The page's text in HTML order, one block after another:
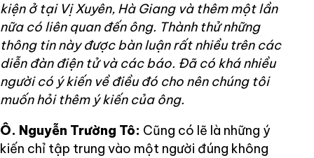
kiện ở tại Vị Xuyên, Hà Giang và thêm một lần
nữa có liên quan đến ông. Thành thử những
thông tin này được bàn luận rất nhiều trên các
diễn đàn điện tử và các báo. Đã có khá nhiều
người có ý kiến về điều đó cho nên chúng tôi
muốn hỏi thêm ý kiến của ông.
Ô. Nguyễn Trường Tô: Cũng có lẽ là những ý
kiến chỉ tập trung vào một người đúng không